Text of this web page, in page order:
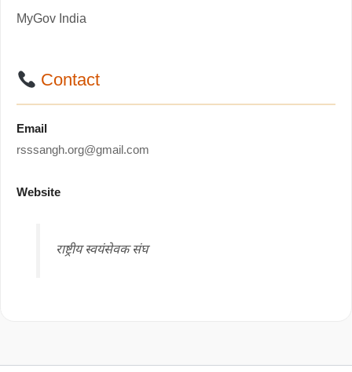
MyGov India
Contact
Email
rsssangh.org@gmail.com
Website
राष्ट्रीय स्वयंसेवक संघ